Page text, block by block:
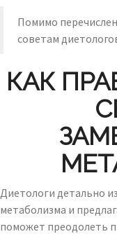
Помимо
советам
КАК
Диетологи детально
метаболизма и
поможет преодолеть